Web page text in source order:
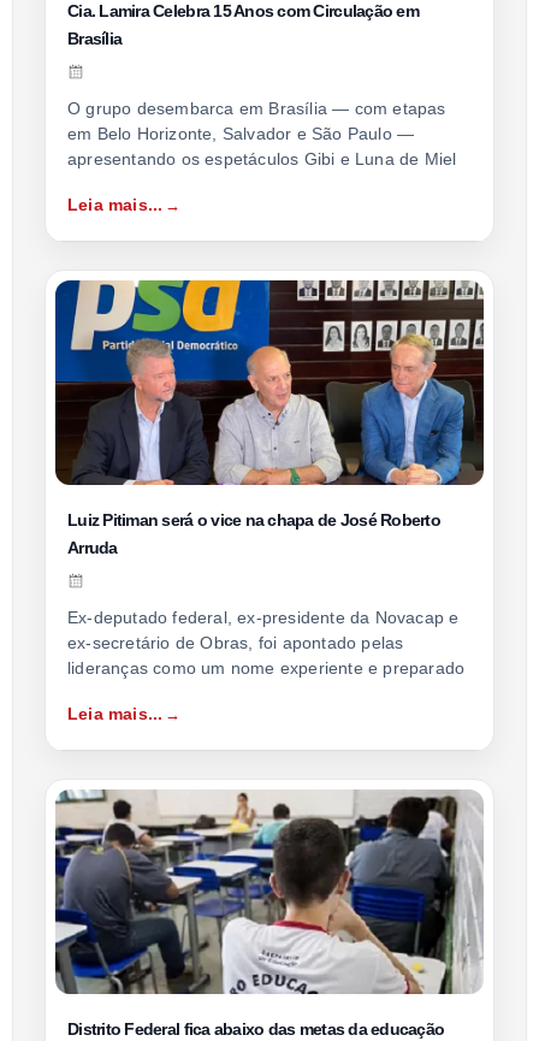
Cia. Lamira Celebra 15 Anos com Circulação em
Brasília
O grupo desembarca em Brasília — com etapas
em Belo Horizonte, Salvador e São Paulo —
apresentando os espetáculos Gibi e Luna de Miel
Leia mais...
Luiz Pitiman será o vice na chapa de José Roberto
Arruda
Ex-deputado federal, ex-presidente da Novacap e
ex-secretário de Obras, foi apontado pelas
lideranças como um nome experiente e preparado
Leia mais...
Distrito Federal fica abaixo das metas da educação